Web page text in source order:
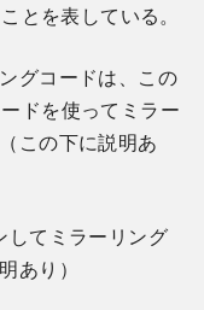
とを表している。
グコードは、この
ドを使ってミラー
この下に説明あ
してミラーリング
あり）